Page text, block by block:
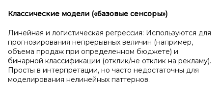
Классические модели («базовые сенсоры»)
Линейная и логистическая регрессия: Используются для
прогнозирования непрерывных величин (например,
объема продаж при определенном бюджете) и
бинарной классификации (отклик/не отклик на рекламу).
Просты в интерпретации, но часто недостаточны для
моделирования нелинейных паттернов.